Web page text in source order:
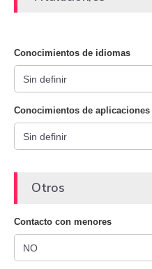
Conocimientos de idiomas
Conocimientos de aplicaciones
Otros
Contacto con menores